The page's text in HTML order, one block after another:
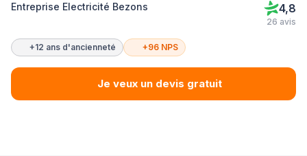
Entreprise Electricité Bezons 4,8
26 avis
+12 ans d'ancienneté +96 NPS
Je veux un devis gratuit